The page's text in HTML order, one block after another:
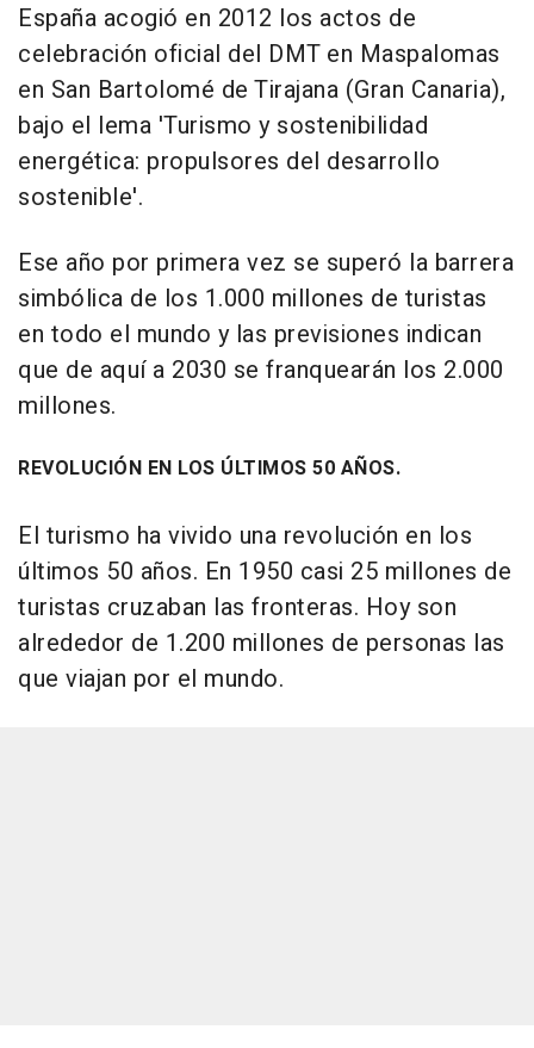
España acogió en 2012 los actos de
celebración oficial del DMT en Maspalomas
en San Bartolomé de Tirajana (Gran Canaria),
bajo el lema 'Turismo y sostenibilidad
energética: propulsores del desarrollo
sostenible'.
Ese año por primera vez se superó la barrera
simbólica de los 1.000 millones de turistas
en todo el mundo y las previsiones indican
que de aquí a 2030 se franquearán los 2.000
millones.
REVOLUCIÓN EN LOS ÚLTIMOS 50 AÑOS.
El turismo ha vivido una revolución en los
últimos 50 años. En 1950 casi 25 millones de
turistas cruzaban las fronteras. Hoy son
alrededor de 1.200 millones de personas las
que viajan por el mundo.